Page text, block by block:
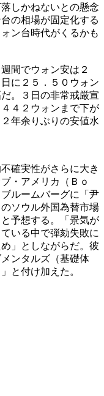
しかねないとの懸念
の相場が固定化する
ン台時代がくるかも
間でウォン安は２
に２５．５０ウォン
。３日の非常戒厳宣
４２ウォンまで下が
年余りぶりの安値水
確実性がさらに大き
・アメリカ（Ｂｏ
ルームバーグに「尹
ソウル外国為替市場
予想する。「景気が
いる中で弾劾失敗に
」としながらだ。彼
ンタルズ（基礎体
と付け加えた。